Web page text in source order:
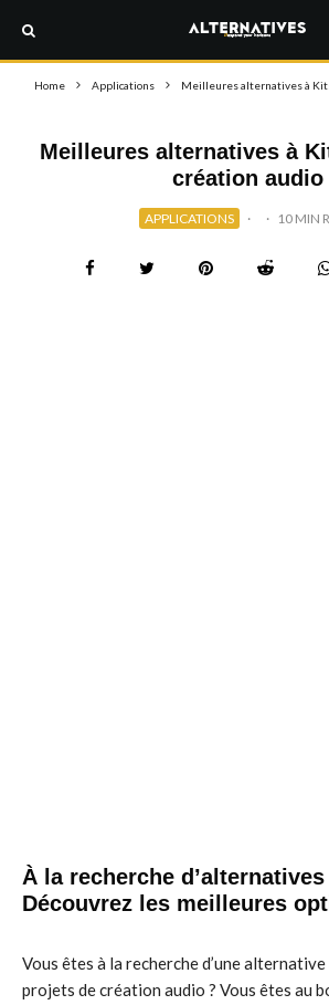
Home Applications Meilleures alternatives à
Meilleures alternatives à
création audio
APPLICATIONS · · 10 MIN
À la recherche
Découvrez les meilleures
Vous êtes à la recherche d’une
projets de création audio ? Vous êtes au